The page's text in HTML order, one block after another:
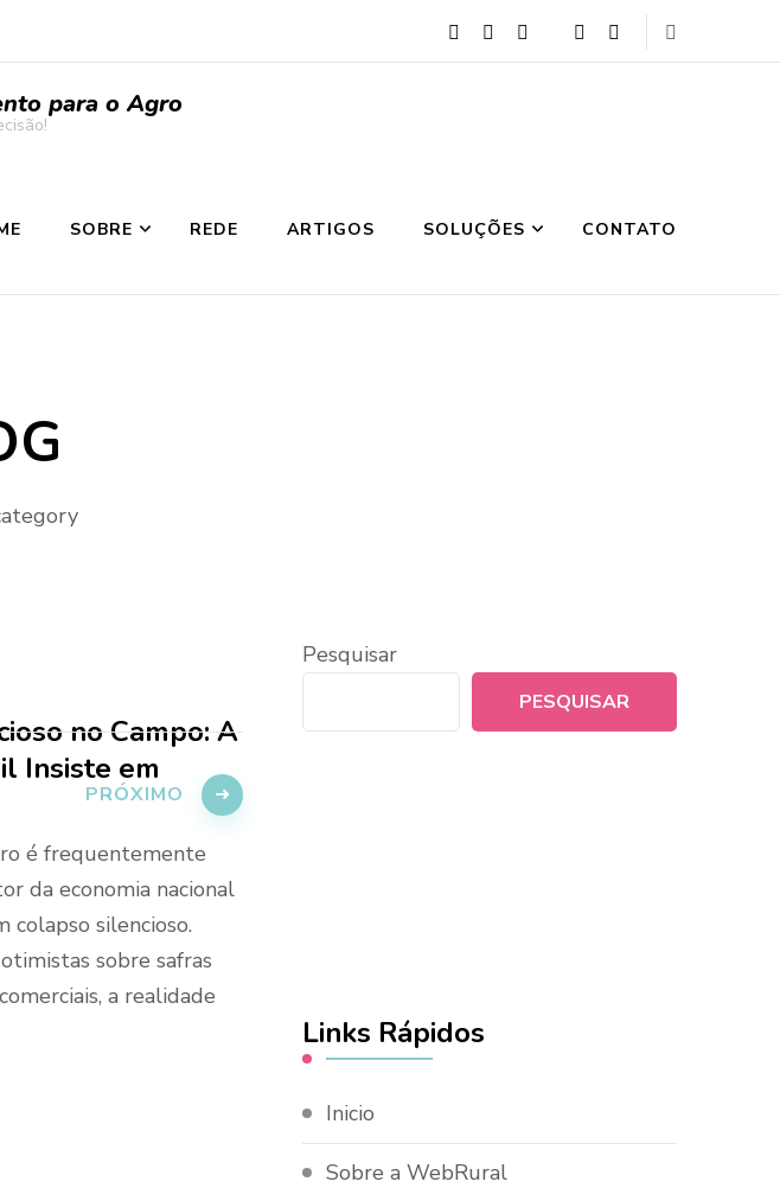
para o Agro
SOBRE REDE ARTIGOS SOLUÇÕES CONTATO
no Campo: A
Insiste em
é frequentemente
da economia nacional
colapso silencioso.
sobre safras
a realidade
PRÓXIMO
Pesquisar
PESQUISAR
Links Rápidos
Inicio
Sobre a WebRural